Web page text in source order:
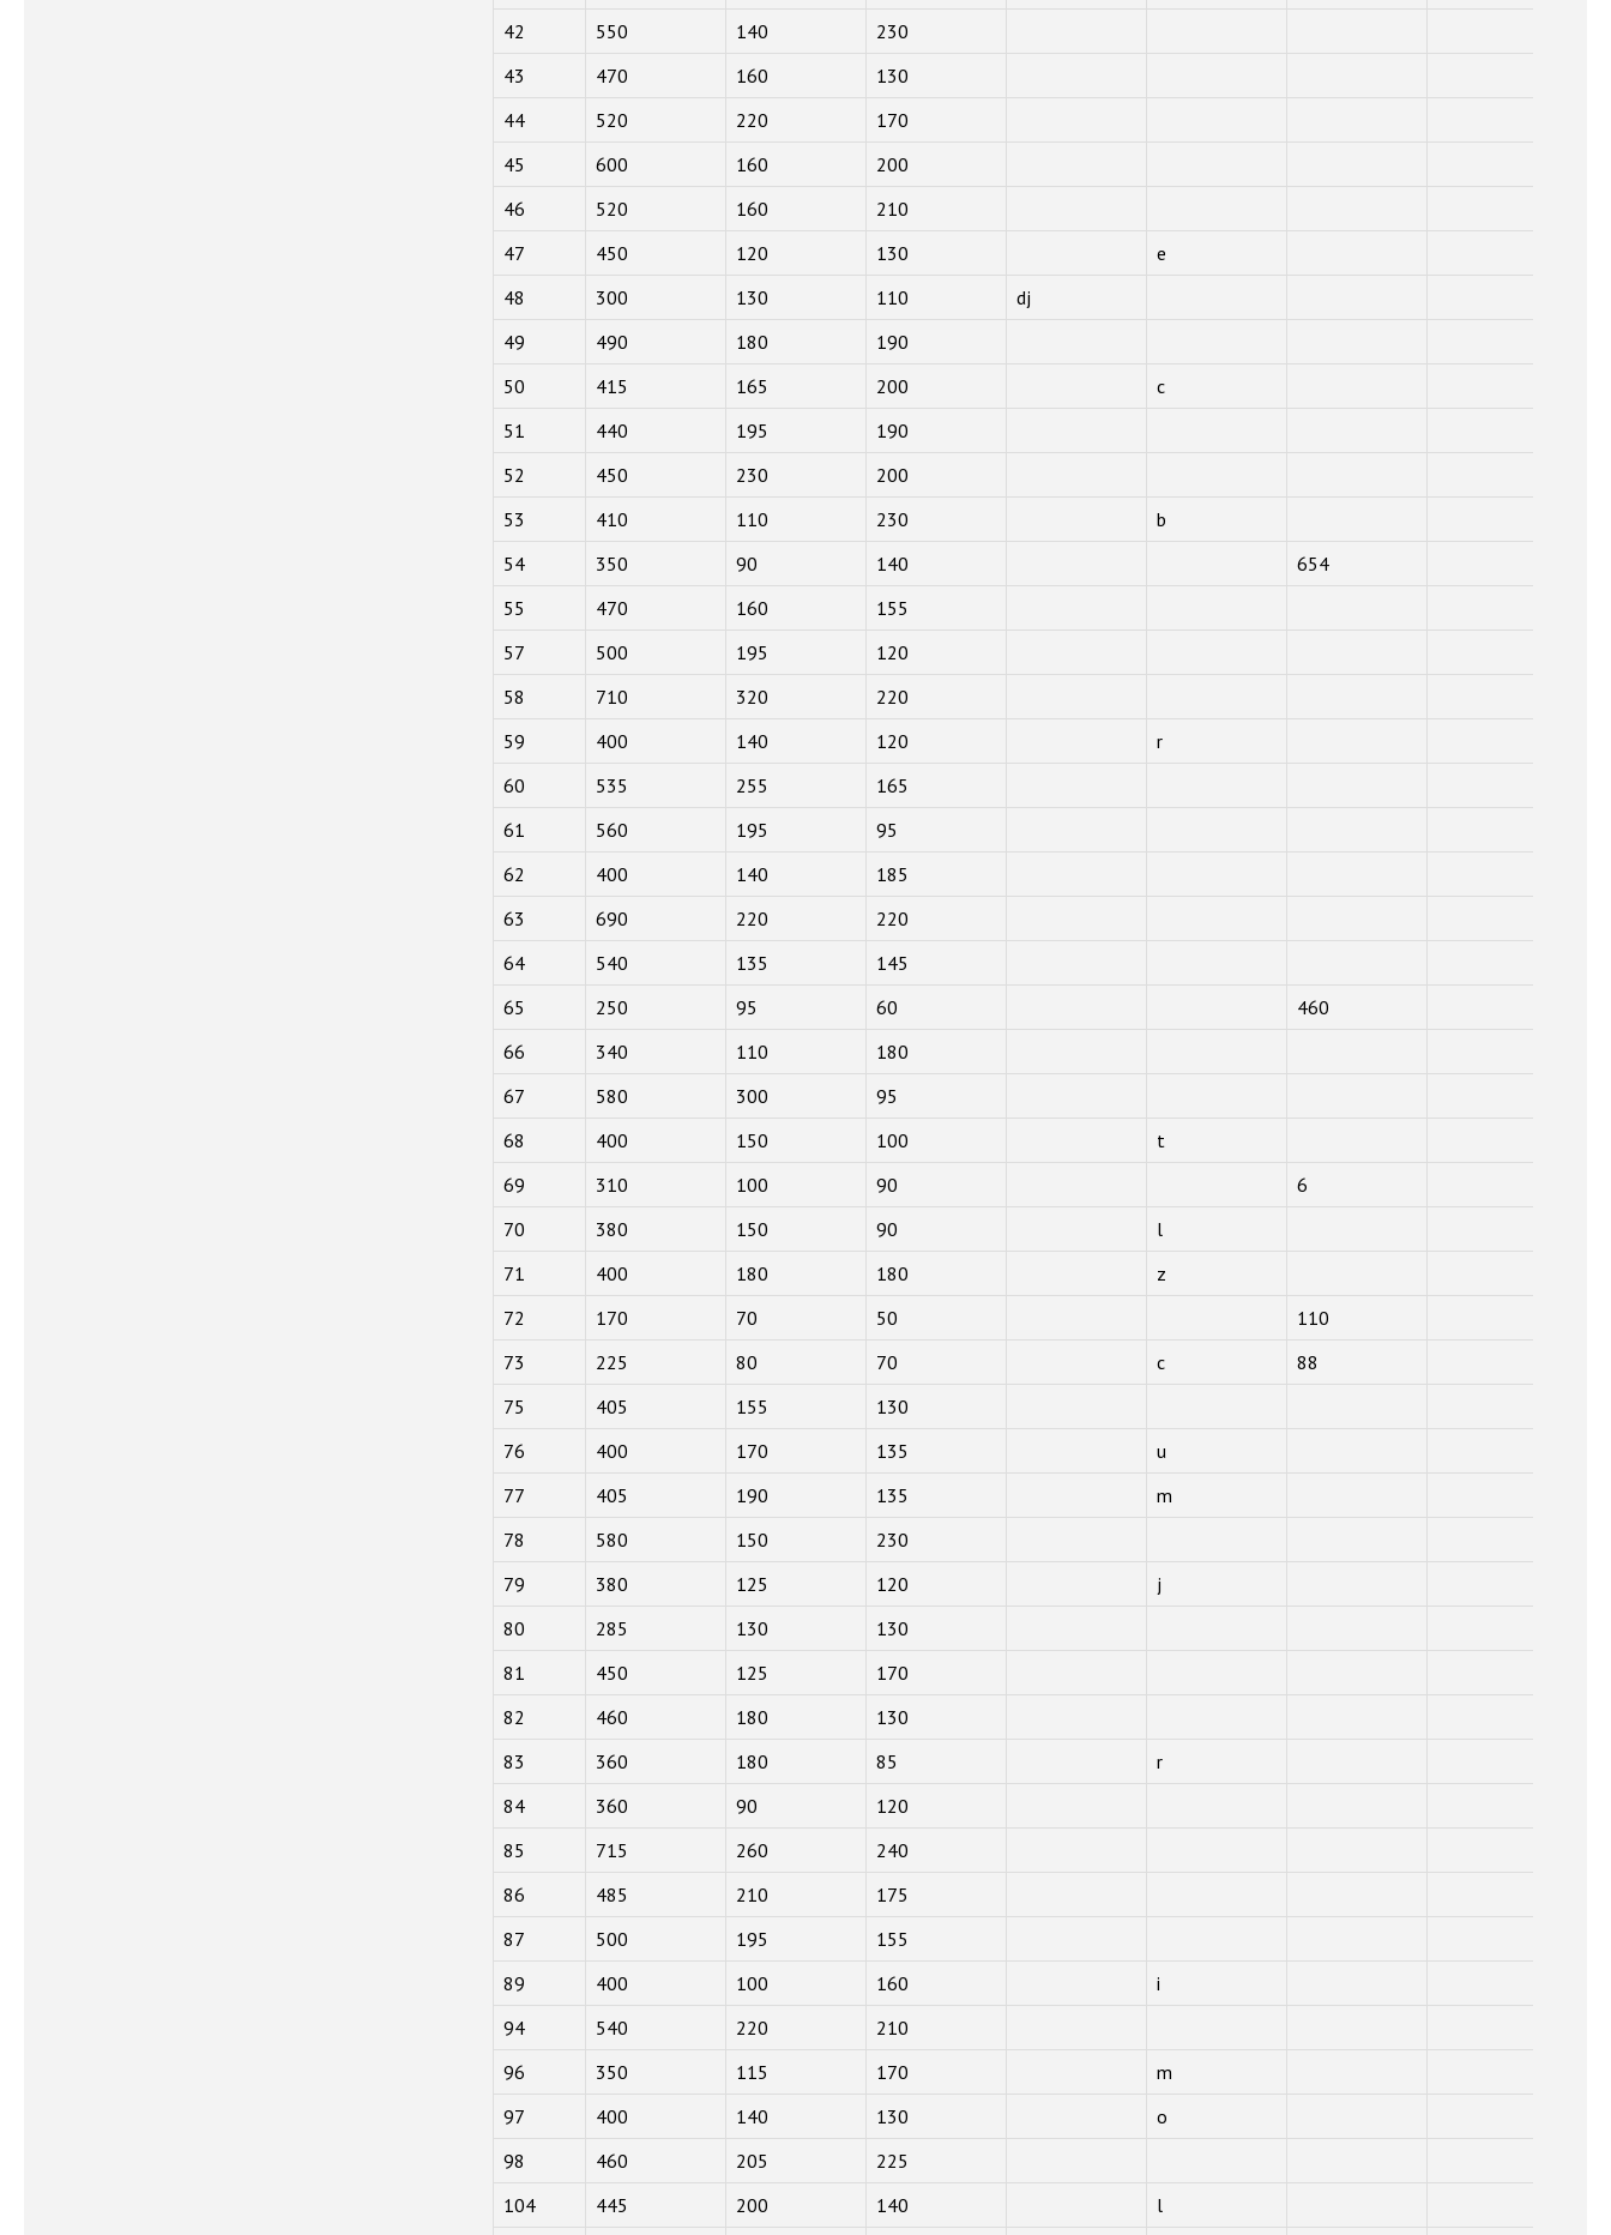
42
550 140
230
43
470 160
130
44
520 220
170
45
600 160
200
46
520 160
210
47
450 120 130
e
48
300 130 110
dj
49
490 180
190
50
415 165 200
c
51
440 195
190
52
450 230
200
53
410 110 230
b
54
350 90 140
654
55
470 160
155
57
500 195
120
58
710 320
220
59
400 140 120
r
60
535 255
165
61
560 195
95
62
400 140
185
63
690 220
220
64
540 135
145
65
250 95 60
460
66
340 110
180
67
580 300
95
68
400 150 100
t
69
310 100 90
6
70
380 150 90
l
71
400 180 180
z
72
170 70 50
110
73
225 80 70 c
88
75
405 155
130
76
400 170 135
u
77
405 190 135
m
78
580 150
230
79
380 125 120
j
80
285 130
130
81
450 125
170
82
460 180
130
83
360 180 85
r
84
360 90
120
85
715 260
240
86
485 210
175
87
500 195
155
89
400 100 160
i
94
540 220
210
96
350 115 170
m
97
400 140 130
o
98
460 205
225
104
445 200 140 l